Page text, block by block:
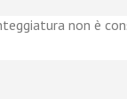
non è